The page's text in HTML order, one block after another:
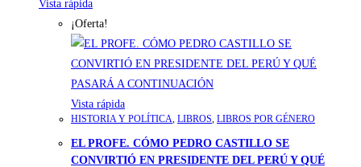
Vista rápida
¡Oferta!
Vista rápida
HISTORIA Y POLÍTICA, LIBROS, LIBROS POR GÉNERO
EL PROFE. CÓMO PEDRO CASTILLO SE
CONVIRTIÓ EN PRESIDENTE DEL PERÚ Y QUÉ